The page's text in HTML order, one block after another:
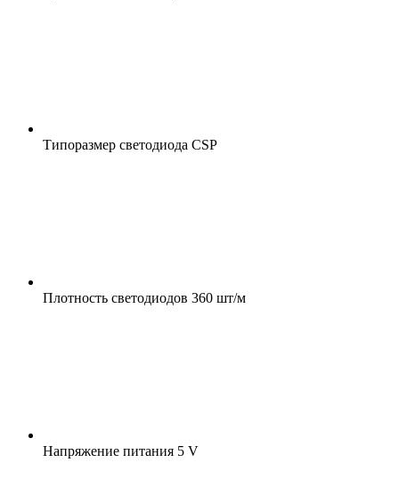
Типоразмер светодиода CSP
Плотность светодиодов 360 шт/м
Напряжение питания 5 V